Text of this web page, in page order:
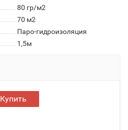
80 гр/м2
70 м2
Паро-гидроизоляция
1,5м
Купить